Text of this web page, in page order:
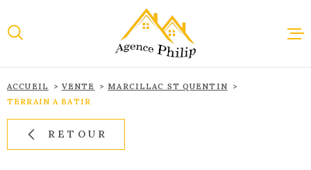
la
au
menu
au
contenu
ACCUEIL VENTE
MARCILLAC ST QUENTIN
TERRAIN A BATIR
RETOUR